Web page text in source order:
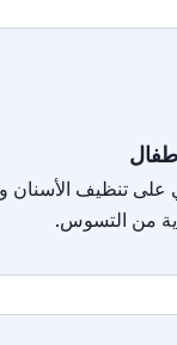
على تنظيف
من التسوس.